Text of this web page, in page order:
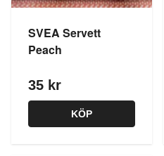
SVEA Servett
Peach
35 kr
KÖP